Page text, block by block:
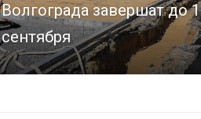
Волгограда завершат до 1
сентября